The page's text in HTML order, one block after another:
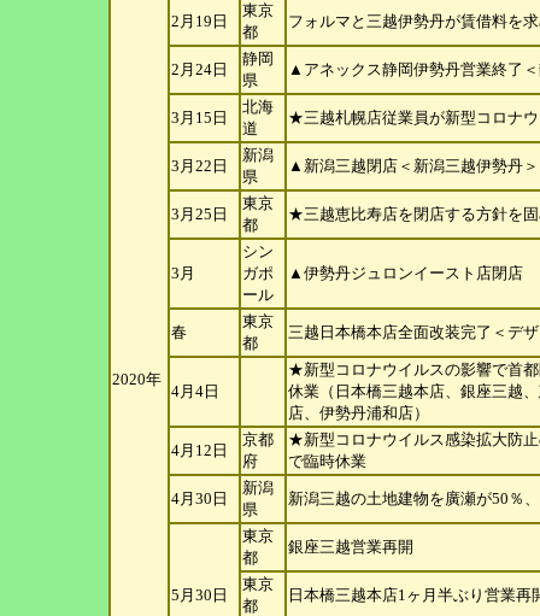
2020年
2月19日
東京
都
フォルマと三越伊勢丹が賃借料を
2月24日
静岡
県
▲アネックス静岡伊勢丹営業終了
3月15日
北海
道
★三越札幌店従業員が新型コロナ
3月22日
新潟
県
▲新潟三越閉店＜新潟三越伊勢丹＞
3月25日
東京
都
★三越恵比寿店を閉店する方針を
3月
シン
ガポ
ール
▲伊勢丹ジュロンイースト店閉店
春
東京
都
三越日本橋本店全面改装完了＜デ
4月4日
★新型コロナウイルスの影響で首
休業（日本橋三越本店、銀座三越
店、伊勢丹浦和店）
4月12日
京都
府
★新型コロナウイルス感染拡大防
で臨時休業
4月30日
新潟
県
新潟三越の土地建物を廣瀬が50％
5月30日
東京
都
銀座三越営業再開
東京
都
日本橋三越本店1ヶ月半ぶり営業再